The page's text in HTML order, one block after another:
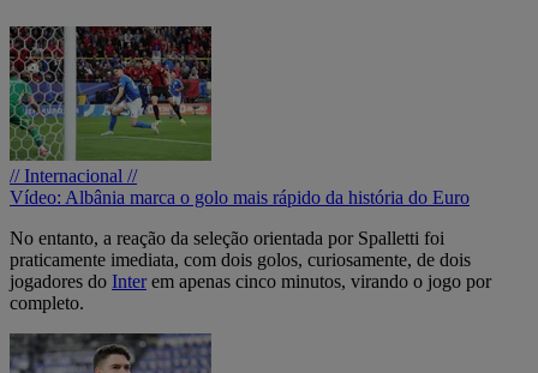
// Internacional //
Vídeo: Albânia marca o golo mais rápido da história do Euro
No entanto, a reação da seleção orientada por Spalletti foi
praticamente imediata, com dois golos, curiosamente, de dois
jogadores do Interem apenas cinco minutos, virando o jogo por
completo.